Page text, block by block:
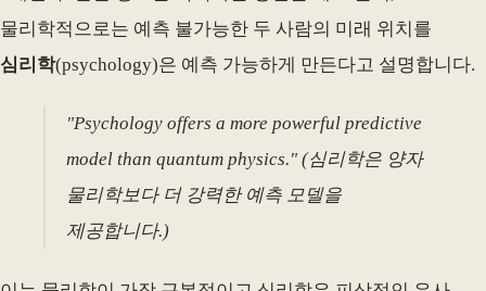
물리학적으로는 예측 불가능한 두 사람의 미래 위치를
심리학(psychology)은 예측 가능하게 만든다고 설명합니다.
"Psychology offers a more powerful predictive
model than quantum physics." (심리학은 양자
물리학보다 더 강력한 예측 모델을
제공합니다.)